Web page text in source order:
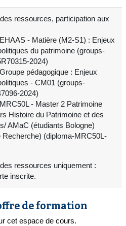
ressources, participation aux
- Matière (M2-S1) : Enjeux
du patrimoine (groups-
2024)
pédagogique : Enjeux
- CM01 (groups-
2024)
- Master 2 Patrimoine
Histoire du Patrimoine et des
AMaC (étudiants Bologne)
Recherche) (diploma-MRC50L-
ressources uniquement :
inscrite.
de formation
cet espace de cours.